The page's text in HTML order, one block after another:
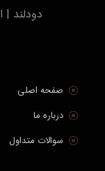
دودلند |
صفحه اصلی
درباره ما
سوالات متداول